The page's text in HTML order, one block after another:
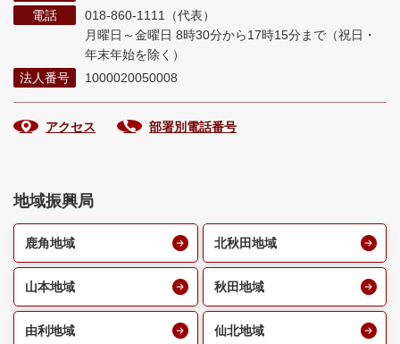
電話
018-860-1111（代表）
月曜日～金曜日 8時30分から17時15分まで （祝日・
年末年始を除く）
法人番号
1000020050008
アクセス 部署別電話番号
地域振興局
鹿角地域 北秋田地域
山本地域 秋田地域
由利地域 仙北地域